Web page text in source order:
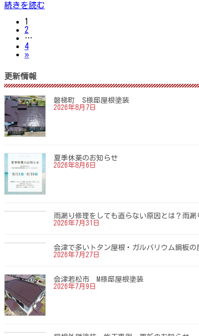
続きを読む
ペ
ー
ジ
送
り
固
定
ペ
ー
ジ
1
固
定
ペ
ー
2
…
固
定
ジ
4
»
更新情報
磐梯町 S様邸屋根塗装
2026年8月7日
夏季休業のお知らせ
2026年8月6日
雨漏り修理をしても直らない原因とは？雨
2026年7月31日
会津で多いトタン屋根・ガルバリウム鋼板
2026年7月27日
会津若松市 M様邸屋根塗装
2026年7月9日